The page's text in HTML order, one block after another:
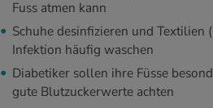
Fuss atmen kann
Schuhe desinfizieren und Textilien
Infektion häufig waschen
Diabetiker sollen ihre Füsse
gute Blutzuckerwerte achten